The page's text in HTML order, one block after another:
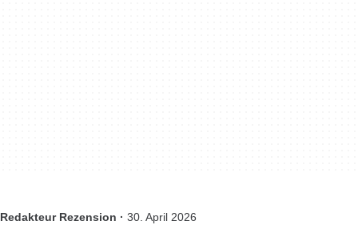
Redakteur Rezension · 30. April 2026